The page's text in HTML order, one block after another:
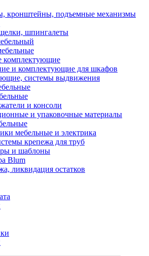
кронштейны, подъемные механизмы
шпингалеты
комплектующие
и комплектующие для шкафов
системы выдвижения
и консоли
и упаковочные материалы
мебельные и электрика
крепежа для труб
и шаблоны
Blum
ликвидация остатков